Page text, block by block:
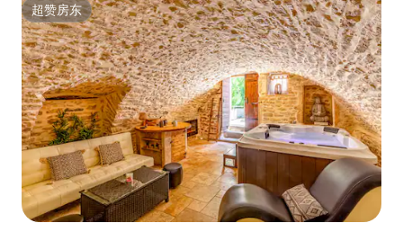
超赞房东
超赞房东